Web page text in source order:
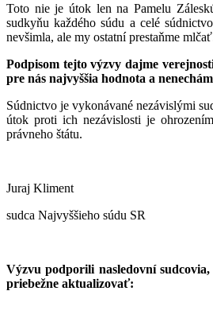
Toto nie je útok len na Pamelu
sudkyňu každého súdu a celé
nevšimla, ale my ostatní prestaňme
Podpisom tejto výzvy dajme
pre nás najvyššia hodnota a
Súdnictvo je vykonávané nezávislými
útok proti ich nezávislosti je
právneho štátu.
Juraj Kliment
sudca Najvyššieho súdu SR
Výzvu podporili nasledovní
priebežne aktualizovať: